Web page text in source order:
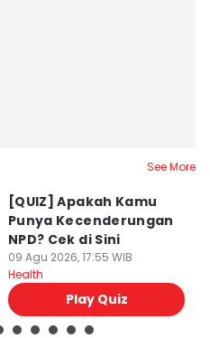
See More
[QUIZ] Apakah Kamu
Punya Kecenderungan
NPD? Cek di Sini
09 Agu 2026, 17:55 WIB
Health
Play Quiz